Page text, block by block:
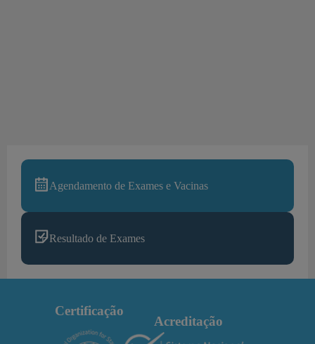
Agendamento de Exames e Vacinas
Resultado de Exames
Certificação
Acreditação